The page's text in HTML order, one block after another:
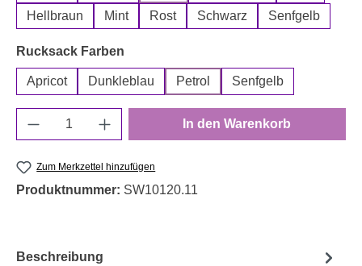
Hellbraun
Mint Rost Schwarz Senfgelb
Rucksack Farben
Apricot Dunkleblau Petrol Senfgelb
Produkt Anzahl: Gib den gewünschten
In den Warenkorb
Zum Merkzettel hinzufügen
Produktnummer: SW10120.11
Beschreibung